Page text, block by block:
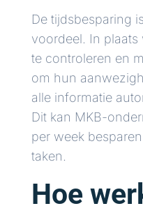
De tijdsbesparing
voordeel. In
te controleren en
om hun
alle informatie
Dit kan MKB-
per week
taken.
Hoe